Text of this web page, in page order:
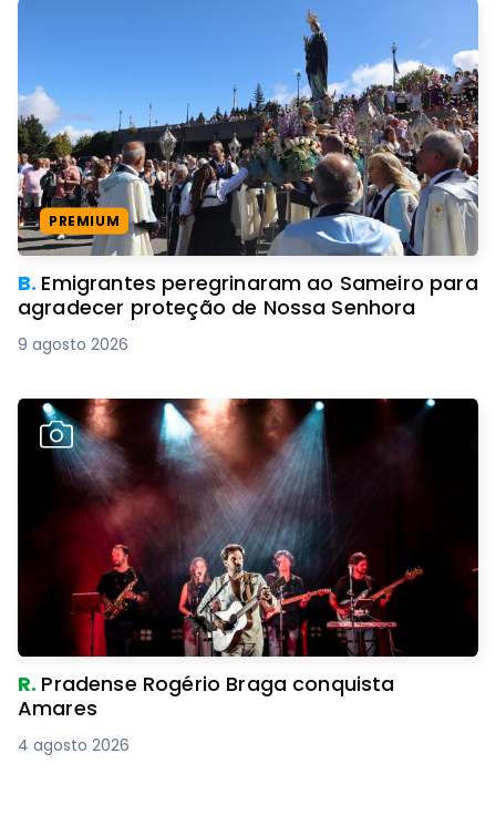
PREMIUM
B. Emigrantes peregrinaram ao Sameiro para
agradecer proteção de Nossa Senhora
9 agosto 2026
R. Pradense Rogério Braga conquista
Amares
4 agosto 2026